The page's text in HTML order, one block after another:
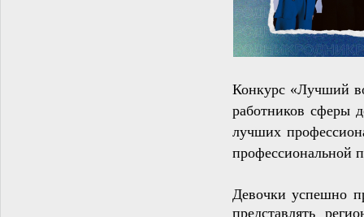
Конкурс «Лучший
работников сферы
лучших
профессиональной
Девочки успешно
представлять